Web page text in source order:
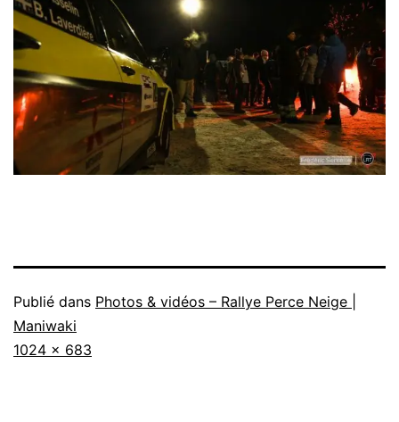
Publié dans Photos & vidéos – Rallye Perce Neige |
Maniwaki
Taille
1024 × 683